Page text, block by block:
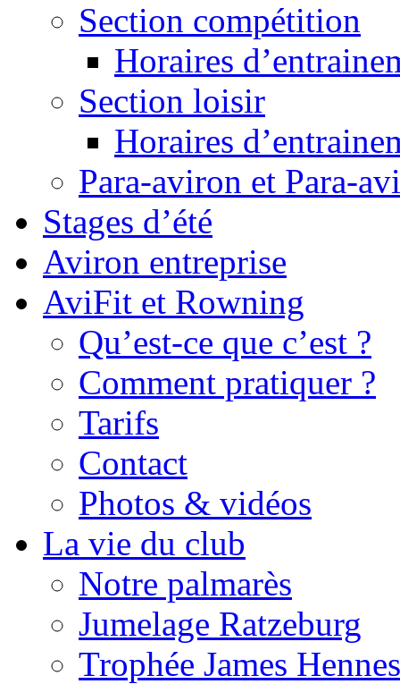
Section compétition
Horaires
Section loisir
Horaires
Para-aviron et Para-
Stages d’été
Aviron entreprise
AviFit et Rowning
Qu’est-ce que c’est ?
Comment pratiquer ?
Tarifs
Contact
Photos & vidéos
La vie du club
Notre palmarès
Jumelage Ratzeburg
Trophée James